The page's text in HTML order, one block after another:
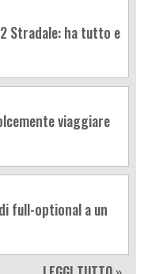
Stradale: ha tutto e
viaggiare
full-optional a un